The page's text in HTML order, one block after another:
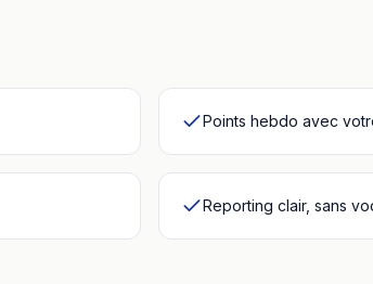
Points hebdo avec
Reporting clair, sans